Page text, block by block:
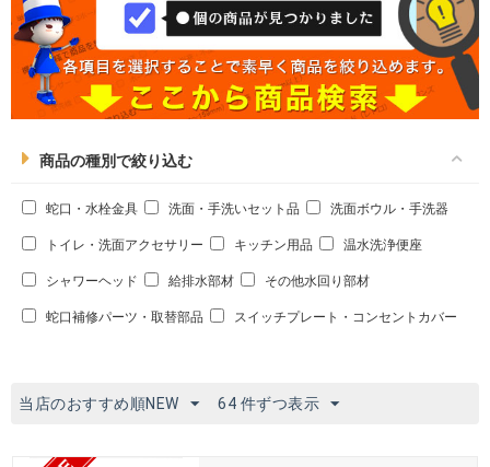
商品の種別で絞り込む
蛇口・水栓金具 洗面・手洗いセット品 洗面ボウル・手洗器
トイレ・洗面アクセサリー キッチン用品 温水洗浄便座
シャワーヘッド 給排水部材 その他水回り部材
蛇口補修パーツ・取替部品 スイッチプレート・コンセントカバー
当店のおすすめ順NEW 64 件ずつ表示